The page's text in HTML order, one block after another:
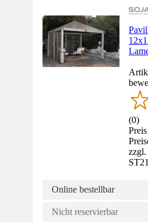
(0)
zzgl.
ST
Online bestellbar
Nicht reservierbar